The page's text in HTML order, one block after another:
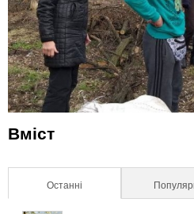
Вміст
Останні (активна вкладка)